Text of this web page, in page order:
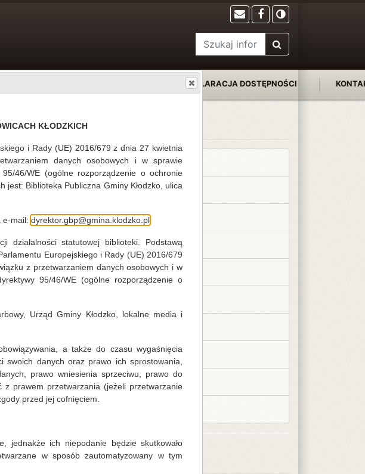
DEKLARACJA DOSTĘPNOŚCI
10.08.2011
sięga 1955
zostały na
Rad
Kłodzkich
Kalendarium 2026
Biblioteka Centralna
Kalendarium 2018
Kalendarium 2019
Kalendarium 2020
Kalendarium 2023
Kalendarium 2024
Tagi
KŁODZKICH
i Rady (UE) 2016/679 z dnia 27 kwietnia
danych osobowych i w sprawie
46/WE (ogólne rozporządzenie o ochronie
Biblioteka Publiczna Gminy Kłodzko, ulica
e-mail: dyrektor.gbp@gmina.klodzko.pl
działalności statutowej biblioteki. Podstawą
Europejskiego i Rady (UE) 2016/679
z przetwarzaniem danych osobowych i w
95/46/WE (ogólne rozporządzenie o
Urząd Gminy Kłodzko, lokalne media i
a także do czasu wygaśnięcia
swoich danych oraz prawo ich sprostowania,
prawo wniesienia sprzeciwu, prawo do
prawem przetwarzania (jeżeli przetwarzanie
przed jej cofnięciem.
jednakże ich niepodanie będzie skutkowało
w sposób zautomatyzowany w tym